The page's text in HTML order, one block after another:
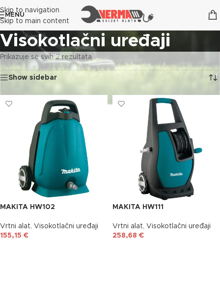
Skip to navigation
Skip to main content
MENU
Visokotlačni uređaji
Prikazuje se svih 2 rezultata
Show sidebar
MAKITA HW102
Vrtni alat, Visokotlačni uređaji
155,15 €
MAKITA HW111
Vrtni alat, Visokotlačni uređaji
258,68 €